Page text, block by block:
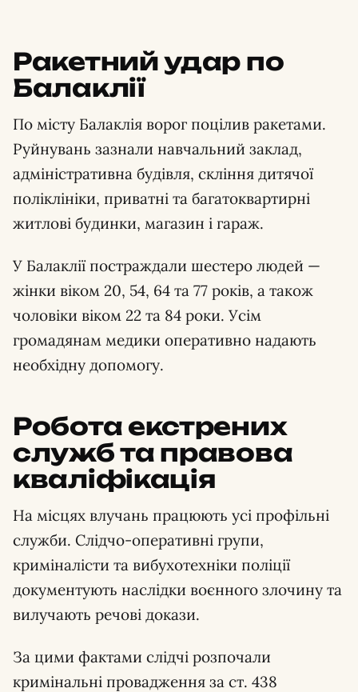
Ракетний удар по
Балаклії
По місту Балаклія ворог поцілив ракетами.
Руйнувань зазнали навчальний заклад,
адміністративна будівля, скління дитячої
поліклініки, приватні та багатоквартирні
житлові будинки, магазин і гараж.
У Балаклії постраждали шестеро людей —
жінки віком 20, 54, 64 та 77 років, а також
чоловіки віком 22 та 84 роки. Усім
громадянам медики оперативно надають
необхідну допомогу.
Робота екстрених
служб та правова
кваліфікація
На місцях влучань працюють усі профільні
служби. Слідчо-оперативні групи,
криміналісти та вибухотехніки поліції
документують наслідки воєнного злочину та
вилучають речові докази.
За цими фактами слідчі розпочали
кримінальні провадження за ст. 438